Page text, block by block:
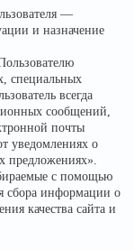
—
и назначение
специальных
всегда
сообщений,
почты
уведомлениях о
предложениях».
с помощью
сбора информации о
качества сайта и